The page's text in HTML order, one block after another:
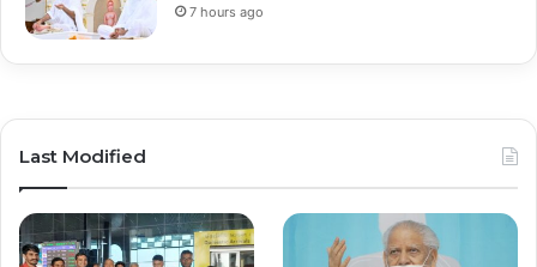
7 hours ago
Last Modified